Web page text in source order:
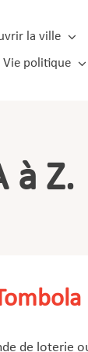
la ville
Vie politique
à Z.
de loterie